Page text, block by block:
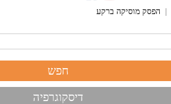
הפסק מוסיקה ברקע
דיסקוגרפיה